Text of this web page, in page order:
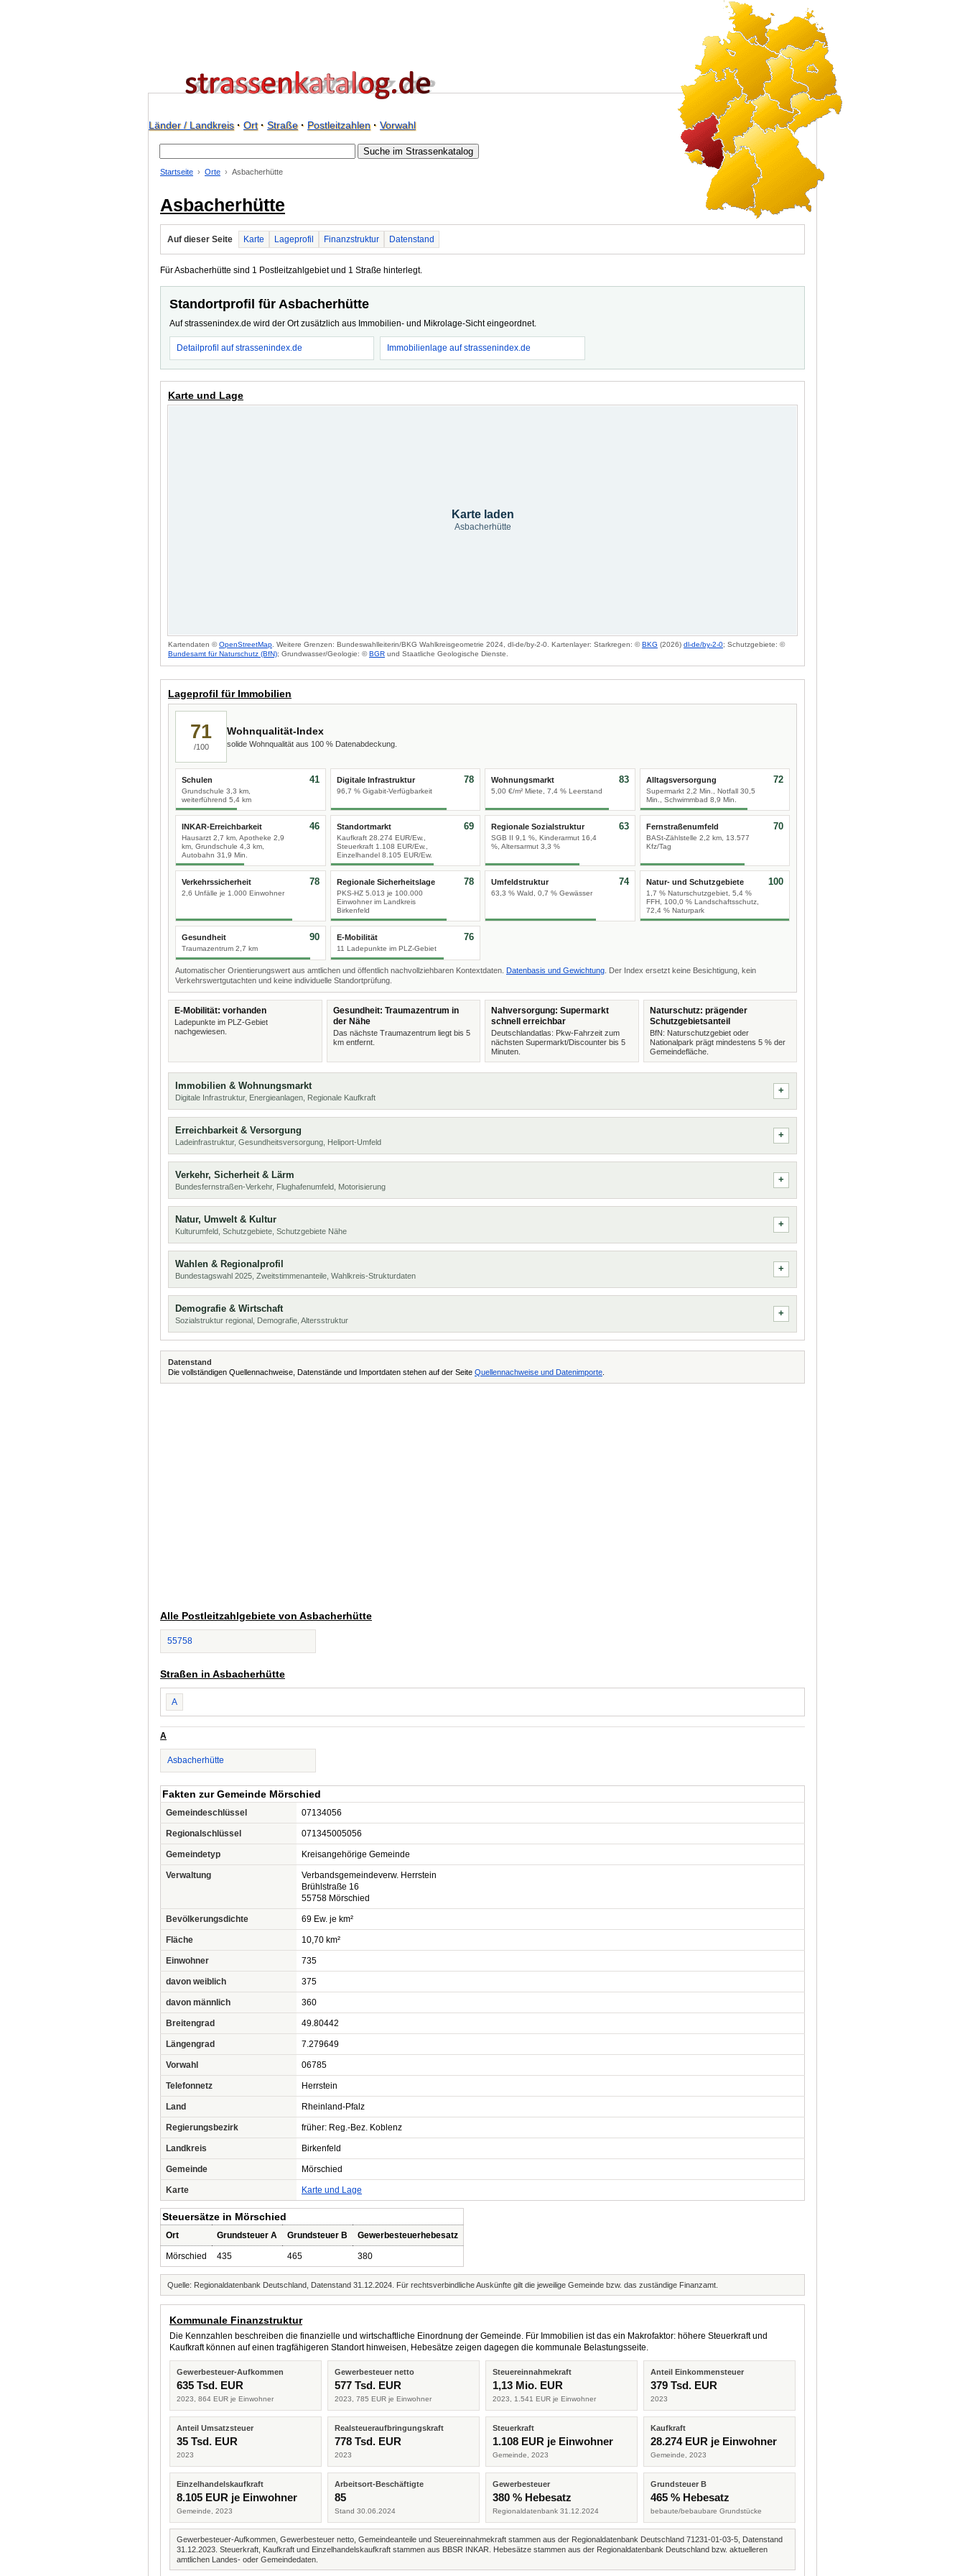
Länder / Landkreis· Ort· Straße· Postleitzahlen· Vorwahl
Startseite Orte Asbacherhütte
Asbacherhütte
Auf dieser Seite Karte Lageprofil Finanzstruktur Datenstand
Für Asbacherhütte sind 1 Postleitzahlgebiet und 1 Straße hinterlegt.
Standortprofil für Asbacherhütte
Auf strassenindex.de wird der Ort zusätzlich aus Immobilien- und Mikrolage-Sicht eingeordnet.
Detailprofil auf strassenindex.de Immobilienlage auf strassenindex.de
Karte und Lage
Karte laden
Asbacherhütte
Kartendaten ©OpenStreetMap . Weitere Grenzen: Bundeswahlleiterin/BKG Wahlkreisgeometrie 2024, dl-de/by-2-0. Kartenlayer: Starkregen: ©BKG (2026) dl-de/by-2-0; Schutzgebiete: ©
Bundesamt für Naturschutz (BfN); Grundwasser/Geologie: ©BGR und Staatliche Geologische Dienste.
Lageprofil für Immobilien
71
/100
Wohnqualität-Index
solide Wohnqualität aus 100 % Datenabdeckung.
Schulen
Grundschule 3,3 km,
weiterführend 5,4 km
41 Digitale Infrastruktur
96,7 % Gigabit-Verfügbarkeit
78 Wohnungsmarkt
5,00 €/m² Miete, 7,4 % Leerstand
83 Alltagsversorgung
Supermarkt 2,2 Min., Notfall 30,5
Min., Schwimmbad 8,9 Min.
72
INKAR-Erreichbarkeit
Hausarzt 2,7 km, Apotheke 2,9
km, Grundschule 4,3 km,
Autobahn 31,9 Min.
46 Standortmarkt
Kaufkraft 28.274 EUR/Ew.,
Steuerkraft 1.108 EUR/Ew.,
Einzelhandel 8.105 EUR/Ew.
69 Regionale Sozialstruktur
SGB II 9,1 %, Kinderarmut 16,4
%, Altersarmut 3,3 %
63 Fernstraßenumfeld
BASt-Zählstelle 2,2 km, 13.577
Kfz/Tag
70
Verkehrssicherheit
2,6 Unfälle je 1.000 Einwohner
78 Regionale Sicherheitslage
PKS-HZ 5.013 je 100.000
Einwohner im Landkreis
Birkenfeld
78 Umfeldstruktur
63,3 % Wald, 0,7 % Gewässer
74 Natur- und Schutzgebiete
1,7 % Naturschutzgebiet, 5,4 %
FFH, 100,0 % Landschaftsschutz,
72,4 % Naturpark
100
Gesundheit
Traumazentrum 2,7 km
90 E-Mobilität
11 Ladepunkte im PLZ-Gebiet
76
Automatischer Orientierungswert aus amtlichen und öffentlich nachvollziehbaren Kontextdaten. Datenbasis und Gewichtung . Der Index ersetzt keine Besichtigung, kein
Verkehrswertgutachten und keine individuelle Standortprüfung.
E-Mobilität: vorhanden
Ladepunkte im PLZ-Gebiet
nachgewiesen.
Gesundheit: Traumazentrum in
der Nähe
Das nächste Traumazentrum liegt bis 5
km entfernt.
Nahversorgung: Supermarkt
schnell erreichbar
Deutschlandatlas: Pkw-Fahrzeit zum
nächsten Supermarkt/Discounter bis 5
Minuten.
Naturschutz: prägender
Schutzgebietsanteil
BfN: Naturschutzgebiet oder
Nationalpark prägt mindestens 5 % der
Gemeindefläche.
Immobilien & Wohnungsmarkt
Digitale Infrastruktur, Energieanlagen, Regionale Kaufkraft
Erreichbarkeit & Versorgung
Ladeinfrastruktur, Gesundheitsversorgung, Heliport-Umfeld
Verkehr, Sicherheit & Lärm
Bundesfernstraßen-Verkehr, Flughafenumfeld, Motorisierung
Natur, Umwelt & Kultur
Kulturumfeld, Schutzgebiete, Schutzgebiete Nähe
Wahlen & Regionalprofil
Bundestagswahl 2025, Zweitstimmenanteile, Wahlkreis-Strukturdaten
Demografie & Wirtschaft
Sozialstruktur regional, Demografie, Altersstruktur
Datenstand
Die vollständigen Quellennachweise, Datenstände und Importdaten stehen auf der Seite Quellennachweise und Datenimporte
Alle Postleitzahlgebiete von Asbacherhütte
55758
Straßen in Asbacherhütte
A
A
Asbacherhütte
Fakten zur Gemeinde Mörschied
Gemeindeschlüssel 07134056
Regionalschlüssel 071345005056
Gemeindetyp Kreisangehörige Gemeinde
Verwaltung
Verbandsgemeindeverw. Herrstein
Brühlstraße 16
55758 Mörschied
Bevölkerungsdichte 69 Ew. je km²
Fläche 10,70 km²
Einwohner 735
davon weiblich 375
davon männlich 360
Breitengrad 49.80442
Längengrad 7.279649
Vorwahl 06785
Telefonnetz Herrstein
Land Rheinland-Pfalz
Regierungsbezirk früher: Reg.-Bez. Koblenz
Landkreis Birkenfeld
Gemeinde Mörschied
Karte Karte und Lage
Steuersätze in Mörschied
Ort Grundsteuer A Grundsteuer B Gewerbesteuerhebesatz
Mörschied 435 465 380
Quelle: Regionaldatenbank Deutschland, Datenstand 31.12.2024. Für rechtsverbindliche Auskünfte gilt die jeweilige Gemeinde bzw. das zuständige Finanzamt.
Kommunale Finanzstruktur
Die Kennzahlen beschreiben die finanzielle und wirtschaftliche Einordnung der Gemeinde. Für Immobilien ist das ein Makrofaktor: höhere Steuerkraft und
Kaufkraft können auf einen tragfähigeren Standort hinweisen, Hebesätze zeigen dagegen die kommunale Belastungsseite.
Gewerbesteuer-Aufkommen
635 Tsd. EUR
2023, 864 EUR je Einwohner
Gewerbesteuer netto
577 Tsd. EUR
2023, 785 EUR je Einwohner
Steuereinnahmekraft
1,13 Mio. EUR
2023, 1.541 EUR je Einwohner
Anteil Einkommensteuer
379 Tsd. EUR
2023
Anteil Umsatzsteuer
35 Tsd. EUR
2023
Realsteueraufbringungskraft
778 Tsd. EUR
2023
Steuerkraft
1.108 EUR je Einwohner
Gemeinde, 2023
Kaufkraft
28.274 EUR je Einwohner
Gemeinde, 2023
Einzelhandelskaufkraft
8.105 EUR je Einwohner
Gemeinde, 2023
Arbeitsort-Beschäftigte
85
Stand 30.06.2024
Gewerbesteuer
380 % Hebesatz
Regionaldatenbank 31.12.2024
Grundsteuer B
465 % Hebesatz
bebaute/bebaubare Grundstücke
Gewerbesteuer-Aufkommen, Gewerbesteuer netto, Gemeindeanteile und Steuereinnahmekraft stammen aus der Regionaldatenbank Deutschland 71231-01-03-5, Datenstand
31.12.2023. Steuerkraft, Kaufkraft und Einzelhandelskaufkraft stammen aus BBSR INKAR. Hebesätze stammen aus der Regionaldatenbank Deutschland bzw. aktuelleren
amtlichen Landes- oder Gemeindedaten.